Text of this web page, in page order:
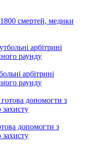
смертей, медики
арбітрині
раунду
допомогти з